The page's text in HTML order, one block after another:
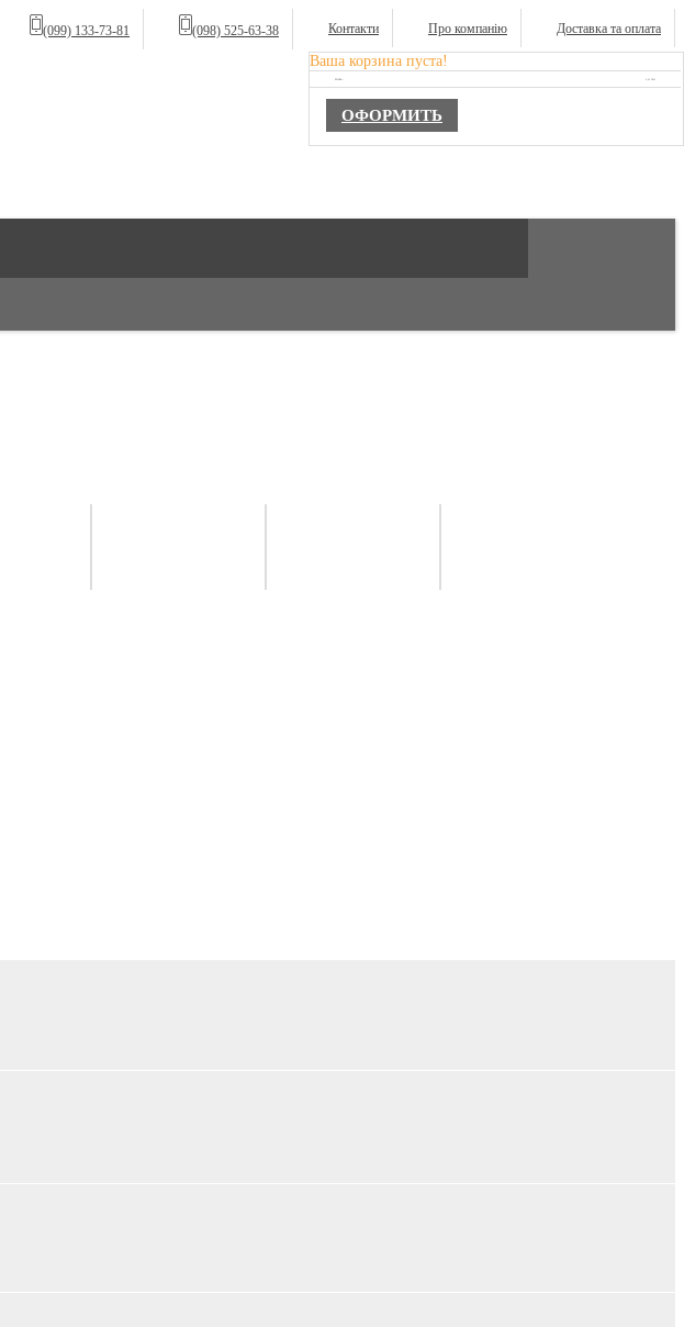
(099) 133-73-81 (098) 525-63-38 Контакти Про компанію Доставка та оплата
Ваша корзина пуста!
ОФОРМИТЬ